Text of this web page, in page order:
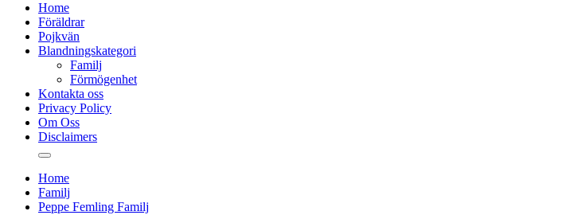
Home
Föräldrar
Pojkvän
Blandningskategori
Familj
Förmögenhet
Kontakta oss
Privacy Policy
Om Oss
Disclaimers
Home
Familj
Peppe Femling Familj